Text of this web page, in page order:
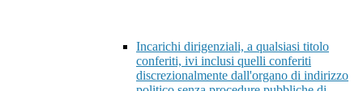
Incarichi dirigenziali, a qualsiasi titolo
conferiti, ivi inclusi quelli conferiti
discrezionalmente dall'organo di indirizzo